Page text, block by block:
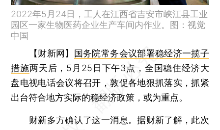
2022年5月24日，工人在江西省吉安市峡江县工业
园区一家生物医药企业生产车间内作业。图：视觉
中国
【财新网】 国务院常务会议部署稳经济一揽子
措施两天后，5月25日下午3点，全国稳住经济大
盘电视电话会议将召开，敦促各地狠抓落实，抓紧
出台符合地方实际的稳经济政策，或为重点。
财新多方确认了这一消息。据财新了解，此次